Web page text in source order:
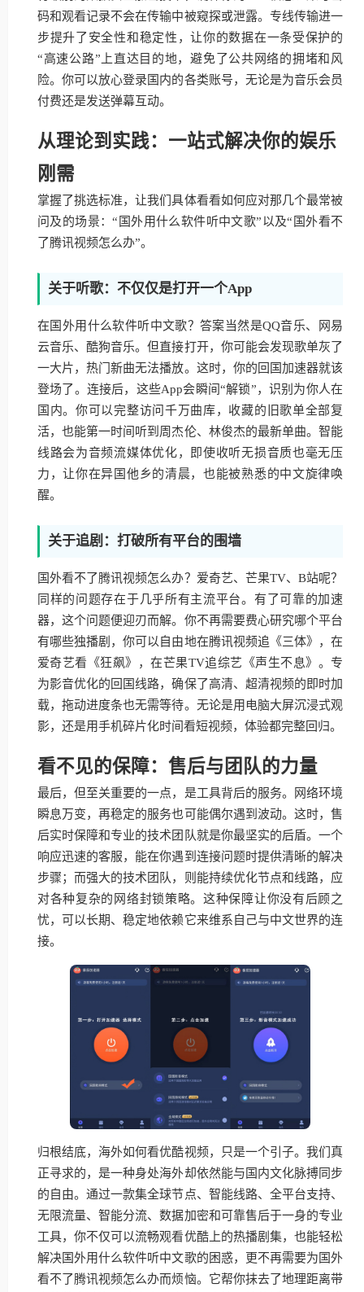
码和观看记录不会在传输中被窥探或泄露。专线传输进一
步提升了安全性和稳定性，让你的数据在一条受保护的
“高速公路”上直达目的地，避免了公共网络的拥堵和风
险。你可以放心登录国内的各类账号，无论是为音乐会员
付费还是发送弹幕互动。
从理论到实践：一站式解决你的娱乐
刚需
掌握了挑选标准，让我们具体看看如何应对那几个最常被
问及的场景：“国外用什么软件听中文歌”以及“国外看不
了腾讯视频怎么办”。
关于听歌：不仅仅是打开一个App
在国外用什么软件听中文歌？答案当然是QQ音乐、网易
云音乐、酷狗音乐。但直接打开，你可能会发现歌单灰了
一大片，热门新曲无法播放。这时，你的回国加速器就该
登场了。连接后，这些App会瞬间“解锁”，识别为你人在
国内。你可以完整访问千万曲库，收藏的旧歌单全部复
活，也能第一时间听到周杰伦、林俊杰的最新单曲。智能
线路会为音频流媒体优化，即使收听无损音质也毫无压
力，让你在异国他乡的清晨，也能被熟悉的中文旋律唤
醒。
关于追剧：打破所有平台的围墙
国外看不了腾讯视频怎么办？爱奇艺、芒果TV、B站呢？
同样的问题存在于几乎所有主流平台。有了可靠的加速
器，这个问题便迎刃而解。你不再需要费心研究哪个平台
有哪些独播剧，你可以自由地在腾讯视频追《三体》，在
爱奇艺看《狂飙》，在芒果TV追综艺《声生不息》。专
为影音优化的回国线路，确保了高清、超清视频的即时加
载，拖动进度条也无需等待。无论是用电脑大屏沉浸式观
影，还是用手机碎片化时间看短视频，体验都完整回归。
看不见的保障：售后与团队的力量
最后，但至关重要的一点，是工具背后的服务。网络环境
瞬息万变，再稳定的服务也可能偶尔遇到波动。这时，售
后实时保障和专业的技术团队就是你最坚实的后盾。一个
响应迅速的客服，能在你遇到连接问题时提供清晰的解决
步骤；而强大的技术团队，则能持续优化节点和线路，应
对各种复杂的网络封锁策略。这种保障让你没有后顾之
忧，可以长期、稳定地依赖它来维系自己与中文世界的连
接。
归根结底，海外如何看优酷视频，只是一个引子。我们真
正寻求的，是一种身处海外却依然能与国内文化脉搏同步
的自由。通过一款集全球节点、智能线路、全平台支持、
无限流量、智能分流、数据加密和可靠售后于一身的专业
工具，你不仅可以流畅观看优酷上的热播剧集，也能轻松
解决国外用什么软件听中文歌的困惑，更不再需要为国外
看不了腾讯视频怎么办而烦恼。它帮你抹去了地理距离带